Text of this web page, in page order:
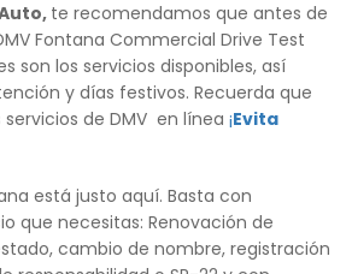
te recomendamos que antes de
Fontana Commercial Drive Test
son los servicios disponibles, así
y días festivos. Recuerda que
de DMV en línea ¡Evita
está justo aquí. Basta con
que necesitas: Renovación de
cambio de nombre, registración